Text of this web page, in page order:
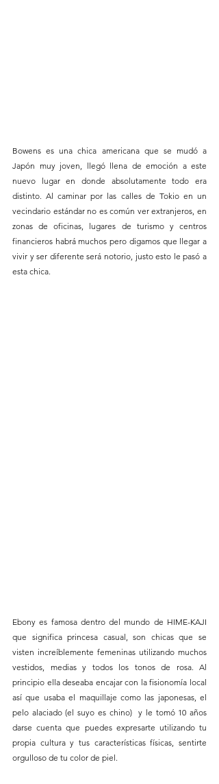
Bowens es una chica americana que se mudó a
Japón muy joven, llegó llena de emoción a este
nuevo lugar en donde absolutamente todo era
distinto. Al caminar por las calles de Tokio en un
vecindario estándar no es común ver extranjeros, en
zonas de oficinas, lugares de turismo y centros
financieros habrá muchos pero digamos que llegar a
vivir y ser diferente será notorio, justo esto le pasó a
esta chica.
Ebony es famosa dentro del mundo de HIME-KAJI
que significa princesa casual, son chicas que se
visten increíblemente femeninas utilizando muchos
vestidos, medias y todos los tonos de rosa. Al
principio ella deseaba encajar con la fisionomía local
así que usaba el maquillaje como las japonesas, el
pelo alaciado (el suyo es chino)  y le tomó 10 años
darse cuenta que puedes expresarte utilizando tu
propia cultura y tus características físicas, sentirte
orgulloso de tu color de piel.